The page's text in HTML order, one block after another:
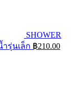
SHOWER
ำรุ่นเล็ก ฿210.00